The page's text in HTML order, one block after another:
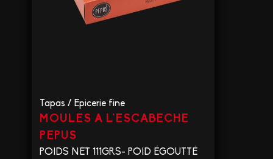
Tapas / Epicerie fine
MOULES A L'ESCABECHE
PEPUS
POIDS NET 111GRS- POID ÉGOUTTÉ